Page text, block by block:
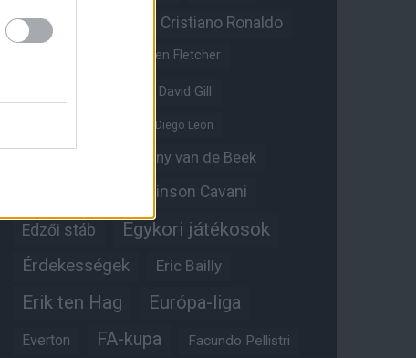
Christian Eriksen Cristiano Ronaldo
Darren Fletcher
David Gill
Diego Leon
Donny van de Beek
Edinson Cavani
Edzői stáb Egykori játékosok
Érdekességek Eric Bailly
Erik ten Hag Európa-liga
Everton FA-kupa Facundo Pellistri